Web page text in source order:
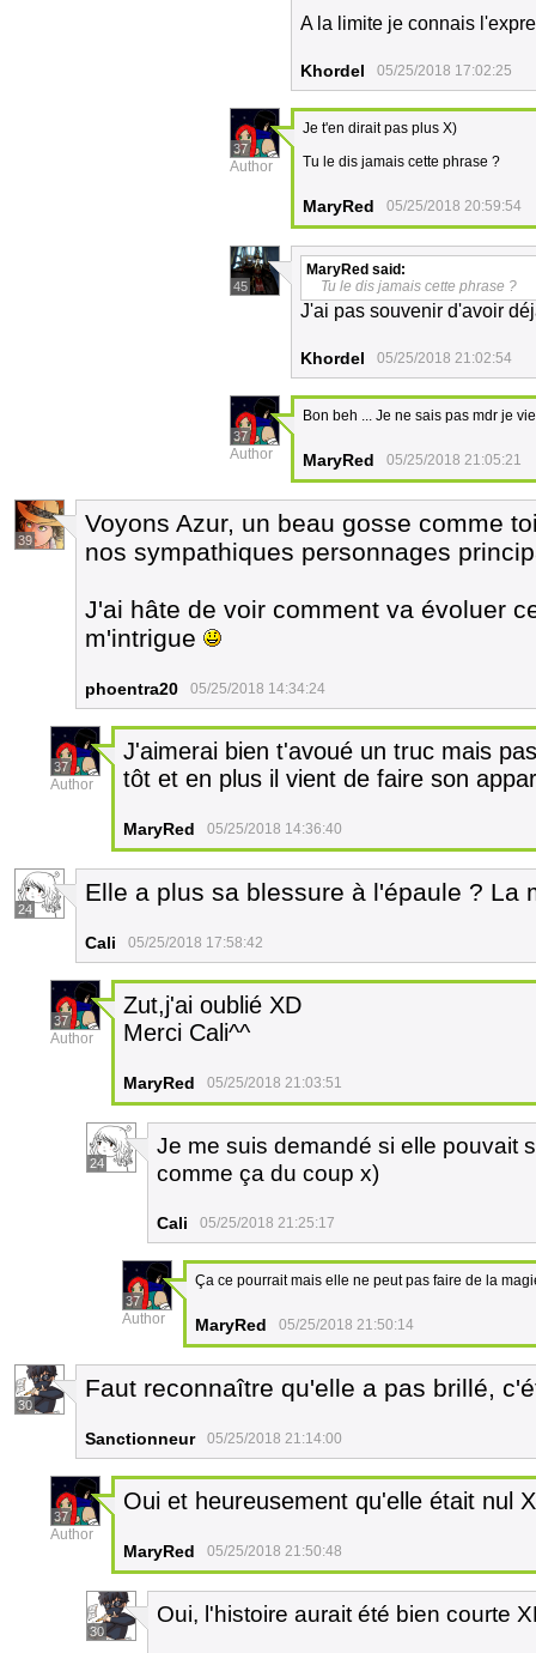
A la limite je connais
Khordel 05/25/2018 17:02:25
37
Author
Je t'en dirait pas plus X)
Tu le dis jamais cette phrase ?
MaryRed 05/25/2018 20:59:54
45
MaryRed said:
Tu le dis jamais cette phrase ?
J'ai pas souvenir d'avoir
Khordel 05/25/2018 21:02:54
37
Author
Bon beh ... Je ne sais pas mdr je
MaryRed 05/25/2018 21:05:21
39
Voyons Azur, un beau gosse comme
nos sympathiques personnages
J'ai hâte de voir comment va évoluer
m'intrigue
phoentra20 05/25/2018 14:34:24
37
Author
J'aimerai bien t'avoué un truc mais
tôt et en plus il vient de faire son
MaryRed 05/25/2018 14:36:40
24
Elle a plus sa blessure à l'épaule ? La
Cali 05/25/2018 17:58:42
37
Author
Zut,j'ai oublié XD
Merci Cali^^
MaryRed 05/25/2018 21:03:51
24
Je me suis demandé si elle pouvait
comme ça du coup x)
Cali 05/25/2018 21:25:17
37
Author
Ça ce pourrait mais elle ne peut pas faire de la
MaryRed 05/25/2018 21:50:14
30
Faut reconnaître qu'elle a pas brillé,
Sanctionneur 05/25/2018 21:14:00
37
Author
Oui et heureusement qu'elle était nul
MaryRed 05/25/2018 21:50:48
30
Oui, l'histoire aurait été bien courte